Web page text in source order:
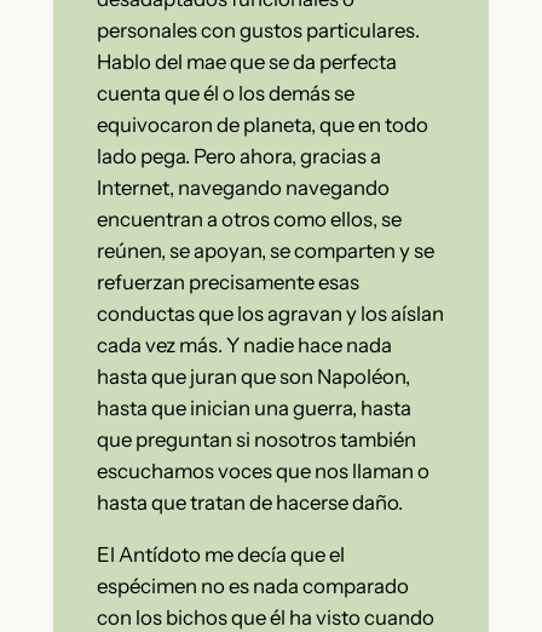
personales con gustos particulares.
Hablo del mae que se da perfecta
cuenta que él o los demás se
equivocaron de planeta, que en todo
lado pega. Pero ahora, gracias a
Internet, navegando navegando
encuentran a otros como ellos, se
reúnen, se apoyan, se comparten y se
refuerzan precisamente esas
conductas que los agravan y los aíslan
cada vez más. Y nadie hace nada
hasta que juran que son Napoléon,
hasta que inician una guerra, hasta
que preguntan si nosotros también
escuchamos voces que nos llaman o
hasta que tratan de hacerse daño.
El Antídoto me decía que el
espécimen no es nada comparado
con los bichos que él ha visto cuando